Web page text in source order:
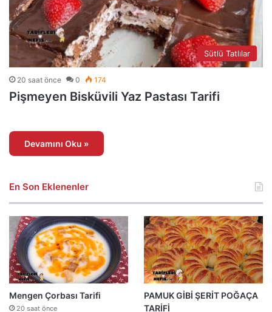
Sütlü Tatlılar
20 saat önce 0 174
Pişmeyen Bisküvili Yaz Pastası Tarifi
Devamını Oku »
En Son Eklenenler
Mengen Çorbası Tarifi
20 saat önce
PAMUK GİBİ ŞERİT POĞAÇA
TARİFİ